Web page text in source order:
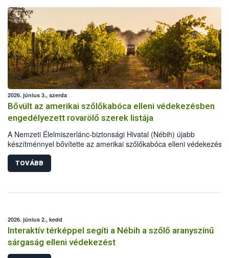
házi sertésekben. A hatóság a sertéstartókat a járványvédelmi
szigorú betartására kéri.
2026. június 3., szerda
Bővült az amerikai szőlőkabóca elleni védekezésben
engedélyezett rovarölő szerek listája
A Nemzeti Élelmiszerlánc-biztonsági Hivatal (Nébih) újabb
készítménnyel bővítette az amerikai szőlőkabóca elleni védekezésre
engedélyezett rovarölő szerek körét: immár 55 készítménnyel lehet
védekezni a szőlő aranyszínű sárgasága betegséget terjesztő
ellen. A frissen engedélyt kapott szer, gazdaságokban és
TOVÁBB
2026. június 2., kedd
Interaktív térképpel segíti a Nébih a szőlő aranyszínű
sárgaság elleni védekezést